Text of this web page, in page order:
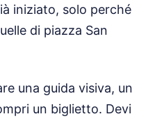
iniziato, solo perché
di piazza San
una guida visiva, un
un biglietto. Devi